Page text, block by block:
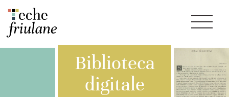
Biblioteca
digitale